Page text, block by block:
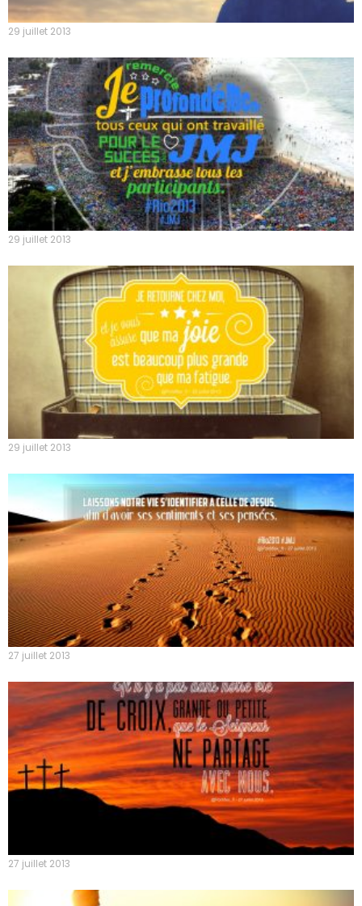
29 juillet 2013
29 juillet 2013
29 juillet 2013
27 juillet 2013
27 juillet 2013